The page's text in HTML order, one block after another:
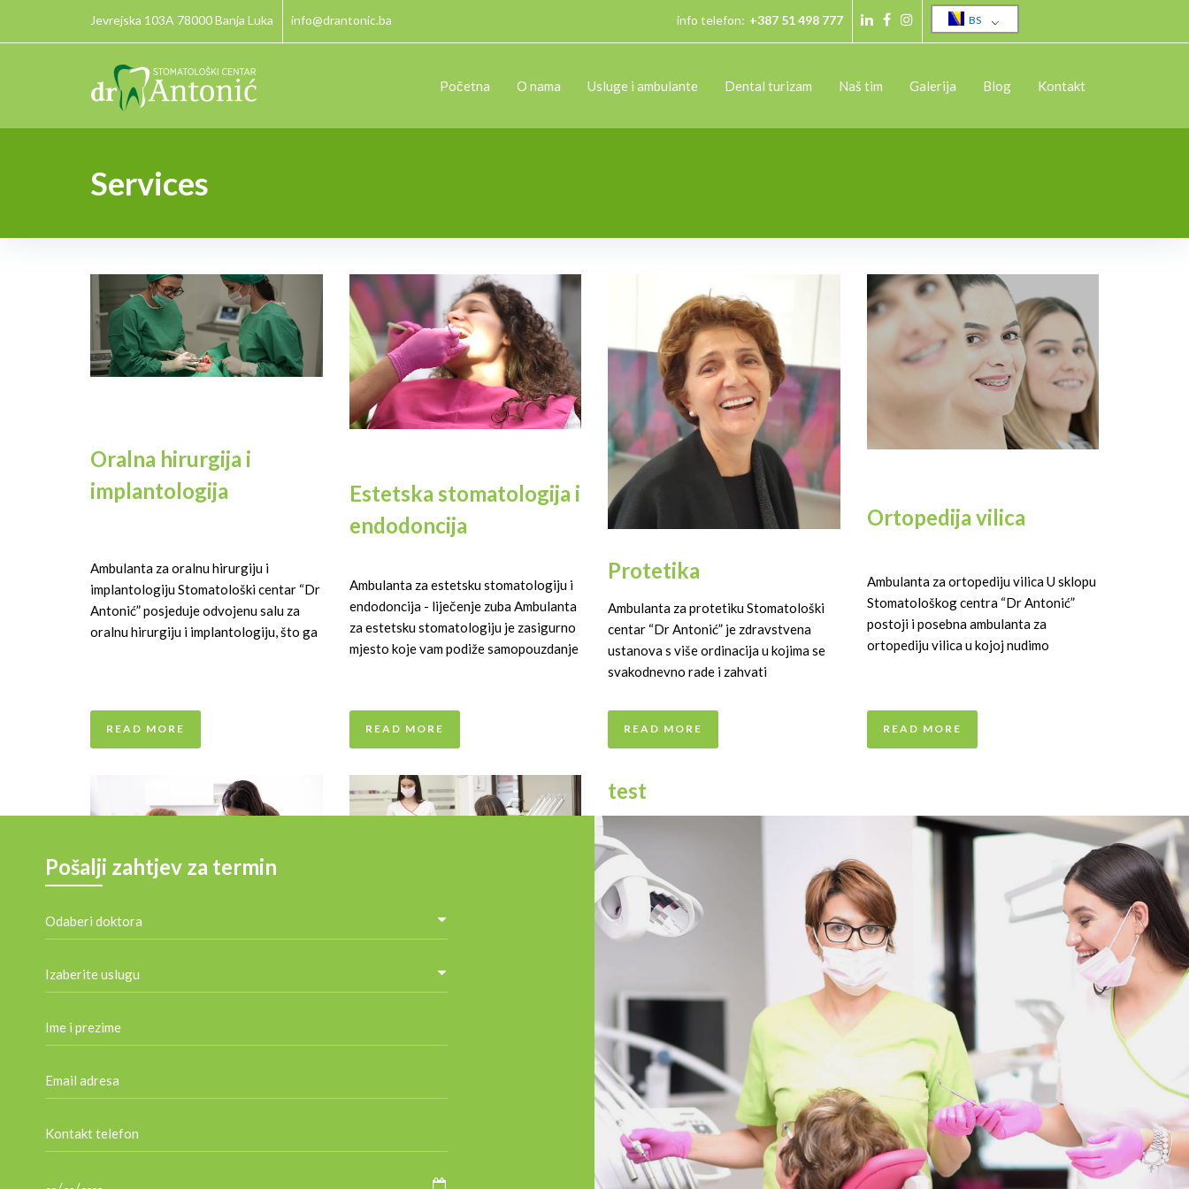
Jevrejska 103A 78000 Banja Luka info@drantonic.ba info telefon: +387 51 498 777 BS
Početna O nama Usluge i ambulante Dental turizam Naš tim Galerija Blog Kontakt
Services
Oralna hirurgija i
implantologija
Ambulanta za oralnu hirurgiju i
implantologiju Stomatološki centar “Dr
Antonić” posjeduje odvojenu salu za
oralnu hirurgiju i implantologiju, što ga
READ MORE
Estetska stomatologija i
endodoncija
Ambulanta za estetsku stomatologiju i
endodoncija - liječenje zuba Ambulanta
za estetsku stomatologiju je zasigurno
mjesto koje vam podiže samopouzdanje
READ MORE
Protetika
Ambulanta za protetiku Stomatološki
centar “Dr Antonić” je zdravstvena
ustanova s više ordinacija u kojima se
svakodnevno rade i zahvati
READ MORE
Ortopedija vilica
Ambulanta za ortopediju vilica U sklopu
Stomatološkog centra “Dr Antonić”
postoji i posebna ambulanta za
ortopediju vilica u kojoj nudimo
READ MORE
Dječja i preventivna
medicine koja se bavi liječenjem
test
Pošalji zahtjev za termin